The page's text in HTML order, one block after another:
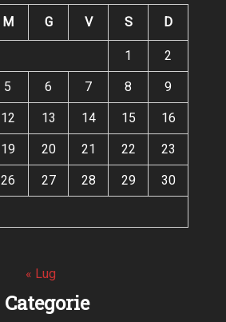
M G V S D
1 2
5 6 7 8 9
12 13 14 15 16
19 20 21 22 23
26 27 28 29 30
« Lug
Categorie